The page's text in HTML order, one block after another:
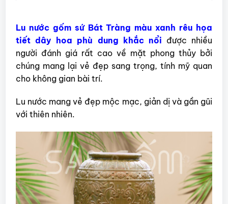
Lu nước gốm sứ Bát Tràng màu xanh rêu họa
tiết dây hoa phù dung khắc nổi được nhiều
người đánh giá rất cao về mặt phong thủy bởi
chúng mang lại vẻ đẹp sang trọng, tính mỹ quan
cho không gian bài trí.
Lu nước mang vẻ đẹp mộc mạc, giản dị và gần gũi
với thiên nhiên.